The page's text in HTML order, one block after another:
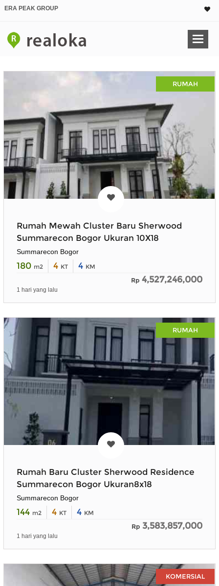
ERA PEAK GROUP
RUMAH
Rumah Mewah Cluster Baru Sherwood
Summarecon Bogor Ukuran 10X18
Summarecon Bogor
180 m2 4 KT 4 KM
Rp 4,527,246,000
1 hari yang lalu
RUMAH
Rumah Baru Cluster Sherwood Residence
Summarecon Bogor Ukuran8x18
Summarecon Bogor
144 m2 4 KT 4 KM
Rp 3,583,857,000
1 hari yang lalu
KOMERSIAL
×